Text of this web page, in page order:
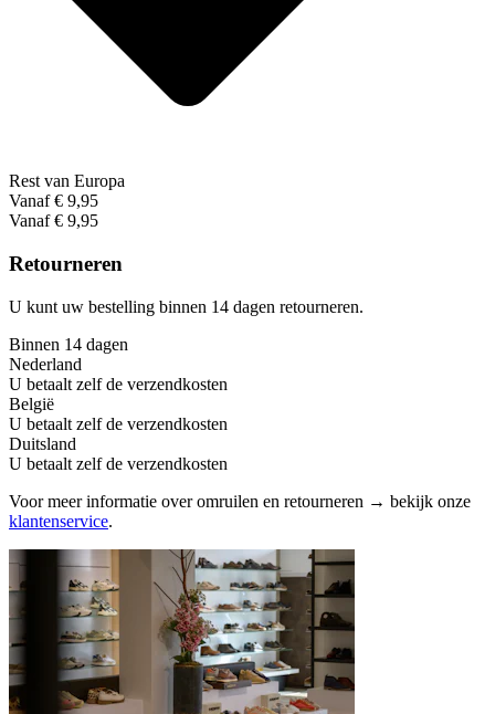
Rest van Europa
Vanaf € 9,95
Vanaf € 9,95
Retourneren
U kunt uw bestelling binnen 14 dagen retourneren.
Binnen 14 dagen
Nederland
U betaalt zelf de verzendkosten
België
U betaalt zelf de verzendkosten
Duitsland
U betaalt zelf de verzendkosten
Voor meer informatie over omruilen en retourneren → bekijk onze
klantenservice.